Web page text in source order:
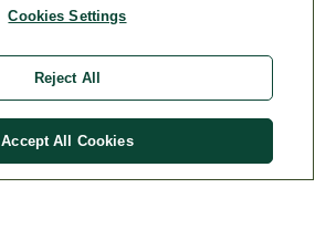
Cookies Settings
Reject All
Accept All Cookies